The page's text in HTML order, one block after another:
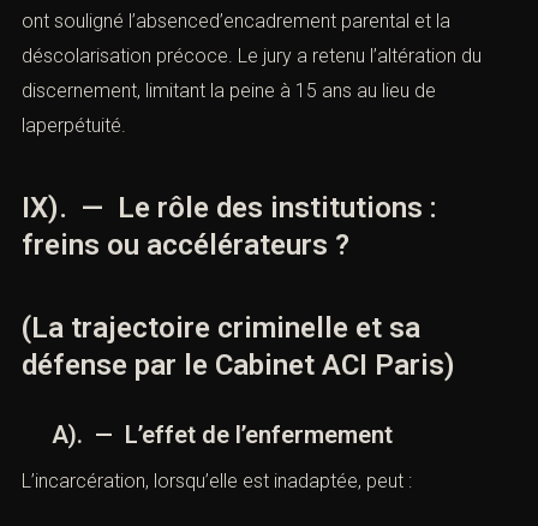
ont souligné l’absenced’encadrement parental et la
déscolarisation précoce. Le jury a retenu l’altération du
discernement, limitant la peine à 15 ans au lieu de
laperpétuité.
IX). — Le rôle des institutions :
freins ou accélérateurs ?
(La trajectoire criminelle et sa
défense par le Cabinet ACI Paris)
A). — L’effet de l’enfermement
L’incarcération, lorsqu’elle est inadaptée, peut :